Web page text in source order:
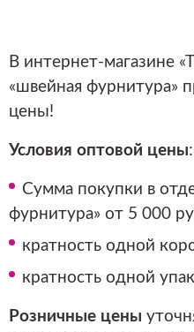
В интернет-магазине
«швейная фурнитура»
цены!
Условия оптовой цены:
Сумма покупки в
фурнитура» от 5 000
кратность одной
кратность одной
Розничные цены